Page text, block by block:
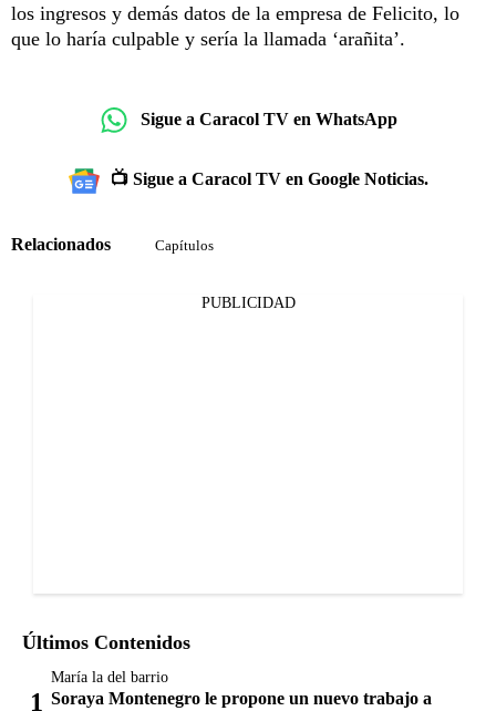
los ingresos y demás datos de la empresa de Felicito, lo
que lo haría culpable y sería la llamada ‘arañita’.
Sigue a Caracol TV en WhatsApp
📺 Sigue a Caracol TV en Google Noticias.
Relacionados Capítulos
PUBLICIDAD
Últimos Contenidos
María la del barrio
Soraya Montenegro le propone un nuevo trabajo a